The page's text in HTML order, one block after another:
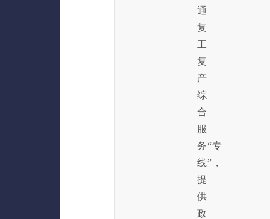
通
复
工
复
产
综
合
服
务“专
线”，
提
供
政